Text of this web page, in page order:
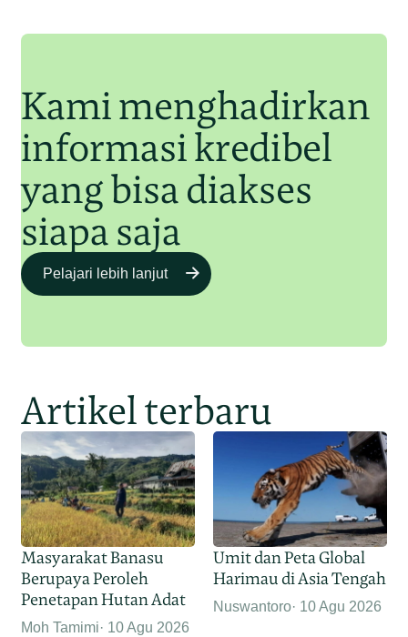
Kami menghadirkan
informasi kredibel
yang bisa diakses
siapa saja
Pelajari lebih lanjut
Artikel terbaru
Masyarakat Banasu
Berupaya Peroleh
Penetapan Hutan Adat
Moh Tamimi 10 Agu 2026
Umit dan Peta Global
Harimau di Asia Tengah
Nuswantoro 10 Agu 2026